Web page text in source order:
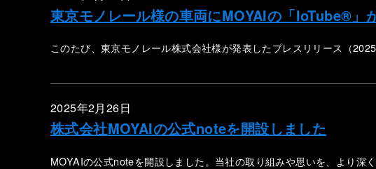
東京モノレール様の車両にMOYAIの「IoTube®」
このたび、東京モノレール株式会社様が発表したプレスリリース（
2025年2月26日
株式会社MOYAIの公式noteを開設しました
MOYAIの公式noteを開設しました。当社の取り組みや思いを、より深